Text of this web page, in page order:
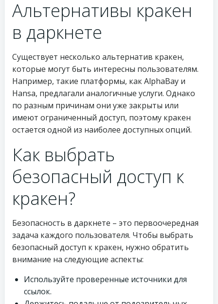
Альтернативы кракен
в даркнете
Существует несколько альтернатив кракен,
которые могут быть интересны пользователям.
Например, такие платформы, как AlphaBay и
Hansa, предлагали аналогичные услуги. Однако
по разным причинам они уже закрыты или
имеют ограниченный доступ, поэтому кракен
остается одной из наиболее доступных опций.
Как выбрать
безопасный доступ к
кракен?
Безопасность в даркнете – это первоочередная
задача каждого пользователя. Чтобы выбрать
безопасный доступ к кракен, нужно обратить
внимание на следующие аспекты:
Используйте проверенные источники для
ссылок.